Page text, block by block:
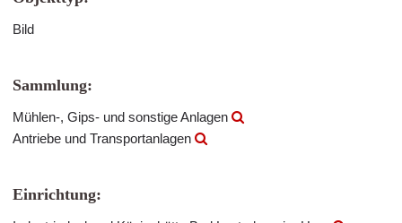
Bild
Sammlung:
Mühlen-, Gips- und sonstige Anlagen
Antriebe und Transportanlagen
Einrichtung: